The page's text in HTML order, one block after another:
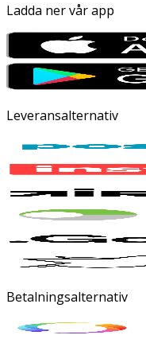
Ladda ner vår app
Leveransalternativ
Betalningsalternativ